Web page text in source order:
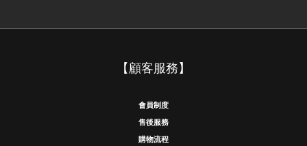
【顧客服務】
會員制度
售後服務
購物流程